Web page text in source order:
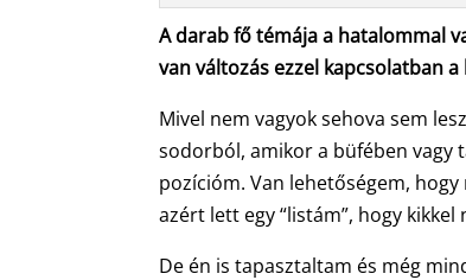
A darab fő témája a hatalommal
van változás ezzel kapcsolatban
Mivel nem vagyok sehova sem
sodorból, amikor a büfében vagy
pozícióm. Van lehetőségem,
azért lett egy “listám”, hogy
De én is tapasztaltam és még